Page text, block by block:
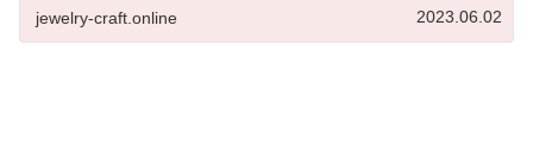
jewelry-craft.online 2023.06.02